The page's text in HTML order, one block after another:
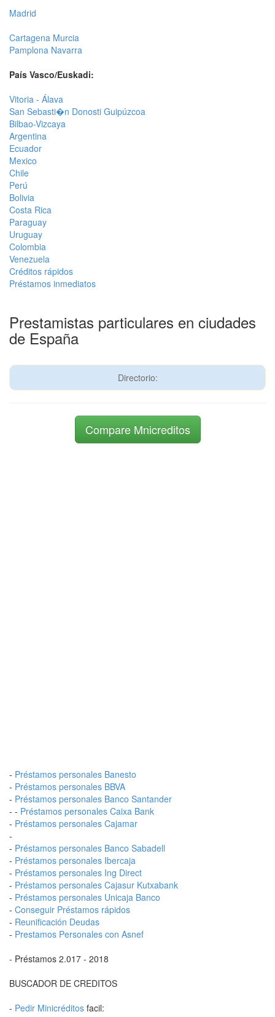
Madrid
Cartagena Murcia
Pamplona Navarra
País Vasco/Euskadi:
Vitoria - Álava
San Sebasti�n Donosti Guipúzcoa
Bilbao-Vizcaya
Argentina
Ecuador
Mexico
Chile
Perú
Bolivia
Costa Rica
Paraguay
Uruguay
Colombia
Venezuela
Créditos rápidos
Préstamos inmediatos
Prestamistas particulares en ciudades
de España
Directorio:
Compare Mnicreditos
- Préstamos personales Banesto
- Préstamos personales BBVA
- Préstamos personales Banco Santander
- - Préstamos personales Caixa Bank
- Préstamos personales Cajamar
-
- Préstamos personales Banco Sabadell
- Préstamos personales Ibercaja
- Préstamos personales Ing Direct
- Préstamos personales Cajasur Kutxabank
- Préstamos personales Unicaja Banco
- Conseguir Préstamos rápidos
- Reunificación Deudas
- Prestamos Personales con Asnef
- Préstamos 2.017 - 2018
BUSCADOR DE CREDITOS
- Pedir Minicréditos facil: